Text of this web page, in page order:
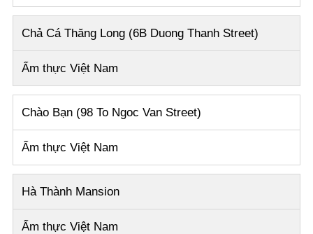
Chả Cá Thăng Long (6B Duong Thanh Street)
Ẩm thực Việt Nam
Chào Bạn (98 To Ngoc Van Street)
Ẩm thực Việt Nam
Hà Thành Mansion
Ẩm thực Việt Nam